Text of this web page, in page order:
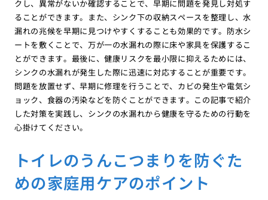
クし、異常がないか確認することで、早期に問題を発見し対処す
ることができます。また、シンク下の収納スペースを整理し、水
漏れの兆候を早期に見つけやすくすることも効果的です。防水シ
ートを敷くことで、万が一の水漏れの際に床や家具を保護するこ
とができます。最後に、健康リスクを最小限に抑えるためには、
シンクの水漏れが発生した際に迅速に対応することが重要です。
問題を放置せず、早期に修理を行うことで、カビの発生や電気シ
ョック、食器の汚染などを防ぐことができます。この記事で紹介
した対策を実践し、シンクの水漏れから健康を守るための行動を
心掛けてください。
トイレのうんこつまりを防ぐた
めの家庭用ケアのポイント